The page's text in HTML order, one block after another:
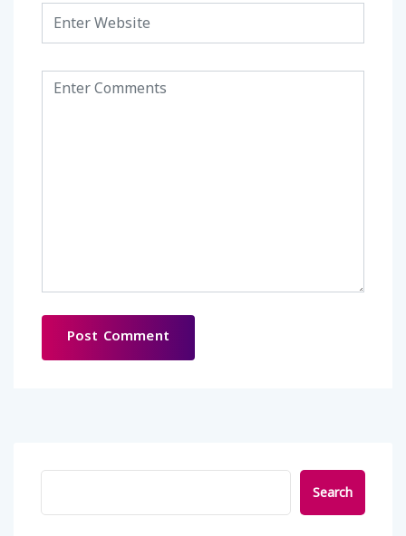
Search